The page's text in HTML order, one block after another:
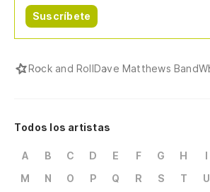
Suscríbete
Rock and RollDave Matthews Band
Todos los artistas
A B C D E F G H I
M
N O P Q R S T U